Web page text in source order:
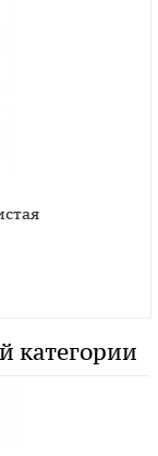
категории